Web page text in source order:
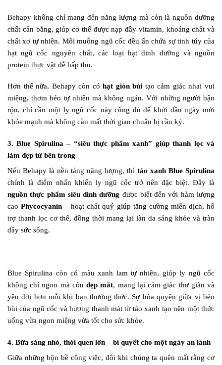
Behapy không chỉ mang đến năng lượng mà còn là nguồn dưỡng
chất cân bằng, giúp cơ thể được nạp đầy vitamin, khoáng chất và
chất xơ tự nhiên. Mỗi muỗng ngũ cốc đều ẩn chứa sự tinh túy của
hạt ngũ cốc nguyên chất, các loại hạt dinh dưỡng và nguồn
protein thực vật dễ hấp thu.
Hơn thế nữa, Behapy còn cóhạt giòn bùi tạo cảm giác nhai vui
miệng, thơm béo tự nhiên mà không ngán. Với những người bận
rộn, chỉ cần một ly ngũ cốc này cũng đủ để khởi đầu ngày mới
khỏe mạnh mà không cần mất thời gian chuẩn bị cầu kỳ.
3. Blue Spirulina – “siêu thực phẩm xanh” giúp thanh lọc và
làm đẹp từ bên trong
Nếu Behapy là nền tảng năng lượng, thì tảo xanh Blue Spirulina
chính là điểm nhấn khiến ly ngũ cốc trở nên đặc biệt. Đây là
nguồn thực phẩm siêu dinh dưỡng được biết đến với hàm lượng
caoPhycocyanin – hoạt chất quý giúp tăng cường miễn dịch, hỗ
trợ thanh lọc cơ thể, đồng thời mang lại làn da sáng khỏe và tràn
đầy sức sống.
Blue Spirulina còn có màu xanh lam tự nhiên, giúp ly ngũ cốc
không chỉ ngon mà cònđẹp mắt, mang lại cảm giác thư giãn và
yêu đời hơn mỗi khi bạn thưởng thức. Sự hòa quyện giữa vị béo
bùi của ngũ cốc và hương thanh mát từ tảo xanh tạo nên một thức
uống vừa ngon miệng vừa tốt cho sức khỏe.
4. Bữa sáng nhỏ, thói quen lớn – bí quyết cho một ngày an lành
Giữa những bộn bề công việc, đôi khi chúng ta quên mất rằng cơ